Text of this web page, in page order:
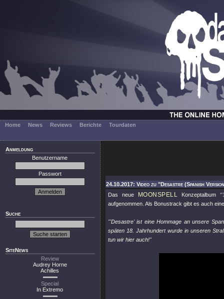
Home News Reviews Berichte Tourdaten
Anmeldung
Benutzername
Passwort
Suche
SiteNews
Review
Audrey Horne
Achilles
Special
In Extremo
24.10.2017: Video zu "Desastre (Spanish
Das neue
MOONSPELL Konzeptalbum
aufgenommen. Als Bonustrack gibt es auch
"'Desastre' ist eine Hommage an unsere
späten 18. Jahrhundert wurde in unseren
tun wir hier auch!"